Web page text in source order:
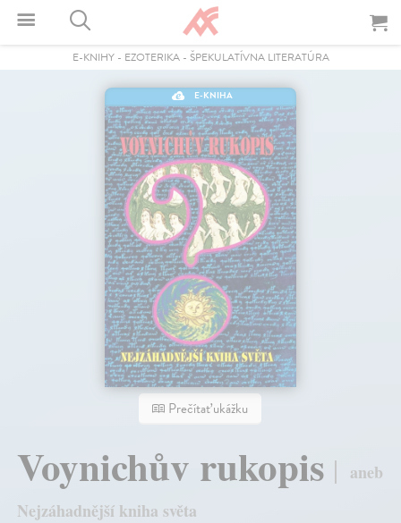
E-KNIHY- EZOTERIKA- ŠPEKULATÍVNA LITERATÚRA
E-KNIHA
Prečítať ukážku
Voynichův rukopis
aneb
Nejzáhadnější kniha světa